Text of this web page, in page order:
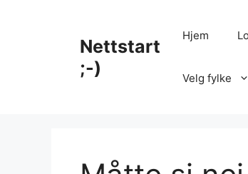
Nettstart
;-)
Hjem
Velg fylke